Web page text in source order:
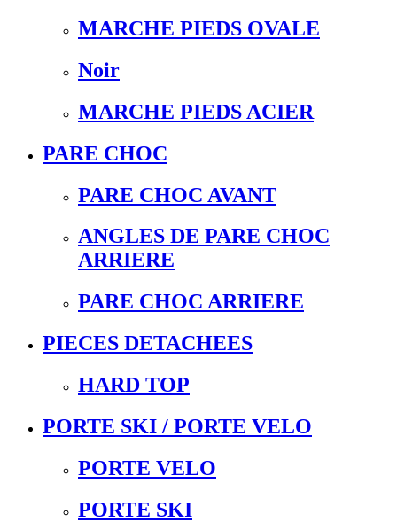
MARCHE PIEDS OVALE
Noir
MARCHE PIEDS ACIER
PARE CHOC
PARE CHOC AVANT
ANGLES DE PARE CHOC
ARRIERE
PARE CHOC ARRIERE
PIECES DETACHEES
HARD TOP
PORTE SKI / PORTE VELO
PORTE VELO
PORTE SKI